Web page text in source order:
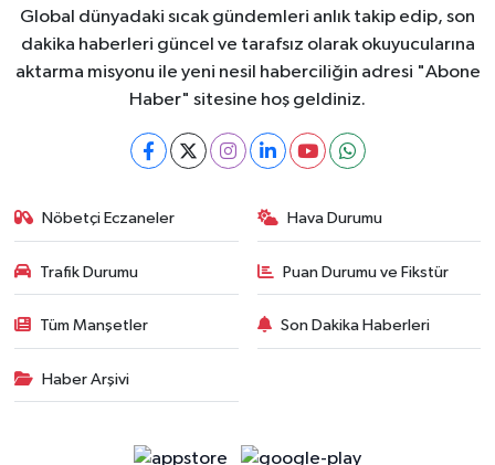
Global dünyadaki sıcak gündemleri anlık takip edip, son
dakika haberleri güncel ve tarafsız olarak okuyucularına
aktarma misyonu ile yeni nesil haberciliğin adresi "Abone
Haber" sitesine hoş geldiniz.
Nöbetçi Eczaneler Hava Durumu
Trafik Durumu Puan Durumu ve Fikstür
Tüm Manşetler Son Dakika Haberleri
Haber Arşivi